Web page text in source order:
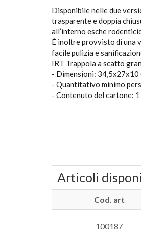
Disponibile nelle due
trasparente e doppia
all’interno esche
È inoltre provvisto di una
facile pulizia e
IRT Trappola a scatto
- Dimensioni: 34,5x27x10
- Quantitativo minimo
- Contenuto del cartone:
Articoli
Cod. art
100187